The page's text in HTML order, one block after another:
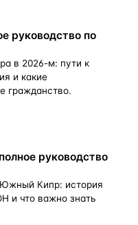
руководство по
в 2026-м: пути к
и какие
гражданство.
руководство
Кипр: история
и что важно знать